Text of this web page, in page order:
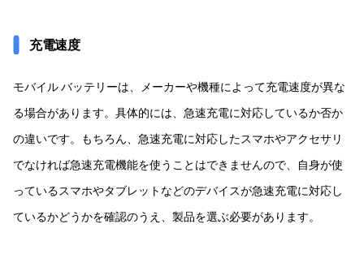
充電速度
モバイル バッテリーは、メーカーや機種によって充電速度が異な
る場合があります。具体的には、急速充電に対応しているか否か
の違いです。もちろん、急速充電に対応したスマホやアクセサリ
でなければ急速充電機能を使うことはできませんので、自身が使
っているスマホやタブレットなどのデバイスが急速充電に対応し
ているかどうかを確認のうえ、製品を選ぶ必要があります。